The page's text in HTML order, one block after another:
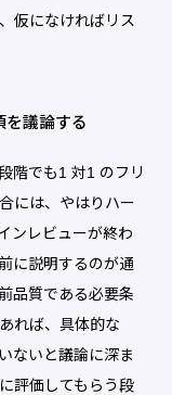
仮になければリス
を議論する
階でも1 対1 のフリ
には、やはりハー
ンレビューが終わ
に説明するのが通
品質である必要条
れば、具体的な
ないと議論に深ま
評価してもらう段